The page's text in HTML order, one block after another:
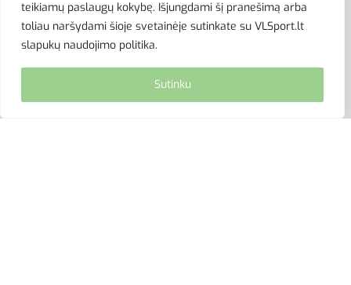
teikiamų paslaugų kokybę. Išjungdami šį pranešimą arba
toliau naršydami šioje svetainėje sutinkate su VLSport.lt
slapukų naudojimo politika.
Sutinku